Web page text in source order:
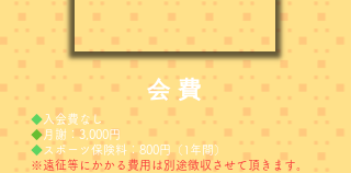
会 費
◆ 入会費なし
◆月謝：3 ,000円
◆スポーツ保険料：800円（1年間）
※遠征等にかかる費用は別途徴収させて頂きます。